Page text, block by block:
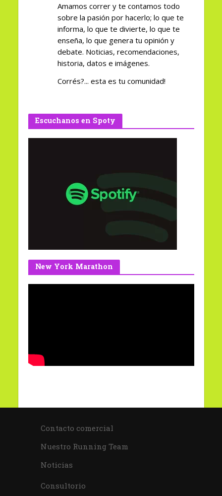
Amamos correr y te contamos todo
sobre la pasión por hacerlo; lo que te
informa, lo que te divierte, lo que te
enseña, lo que genera tu opinión y
debate. Noticias, recomendaciones,
historia, datos e imágenes.
Corrés?... esta es tu comunidad!
Escuchanos en Spoty
New York Marathon
Contacto comercial
Nuestro Running Team
Noticias
Consultorio